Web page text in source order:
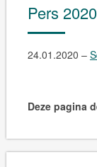
Pers 2020
24.01.2020 –
Deze pagina